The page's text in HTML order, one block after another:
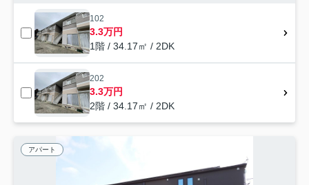
102
3.3万円
1階 / 34.17㎡ / 2DK
202
3.3万円
2階 / 34.17㎡ / 2DK
アパート